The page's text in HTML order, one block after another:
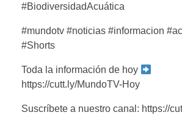
#BiodiversidadAcuática
#mundotv #noticias #informacion
#Shorts
Toda la información de hoy
https://cutt.ly/MundoTV-Hoy
Suscríbete a nuestro canal: https://